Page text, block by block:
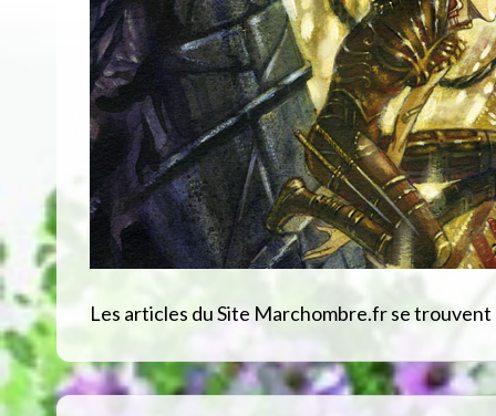
Les articles du Site Marchombre.fr se trouvent